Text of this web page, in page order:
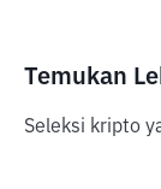
Temukan
Seleksi kripto